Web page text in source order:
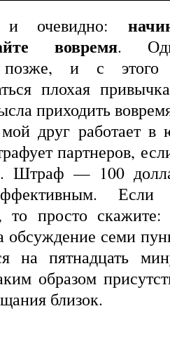
и очевидно:
вовремя.
позже, и с этого
плохая
приходить
друг работает в
партнеров,
Штраф — 100
Если
то просто
обсуждение семи
на пятнадцать
образом
близок.